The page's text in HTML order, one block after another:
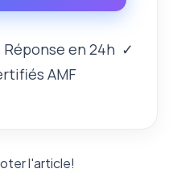
en 24h ✓
AMF
l'article!